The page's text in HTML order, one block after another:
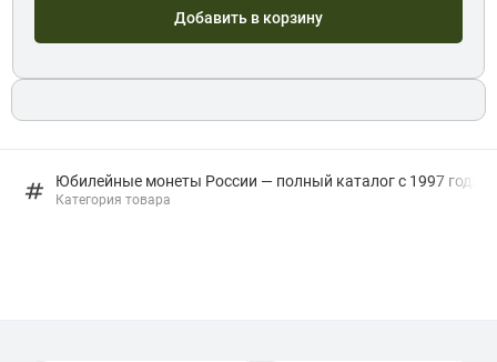
Юбилейные монеты России — полный каталог с 1997 года:
Категория товара
Добавить в корзину